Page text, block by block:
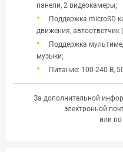
панели, 2 видеокамеры;
Поддержка microSD
движения, автоответчик
Поддержка
музыки;
Питание: 100-240 В,
За дополнительной
электронной
или